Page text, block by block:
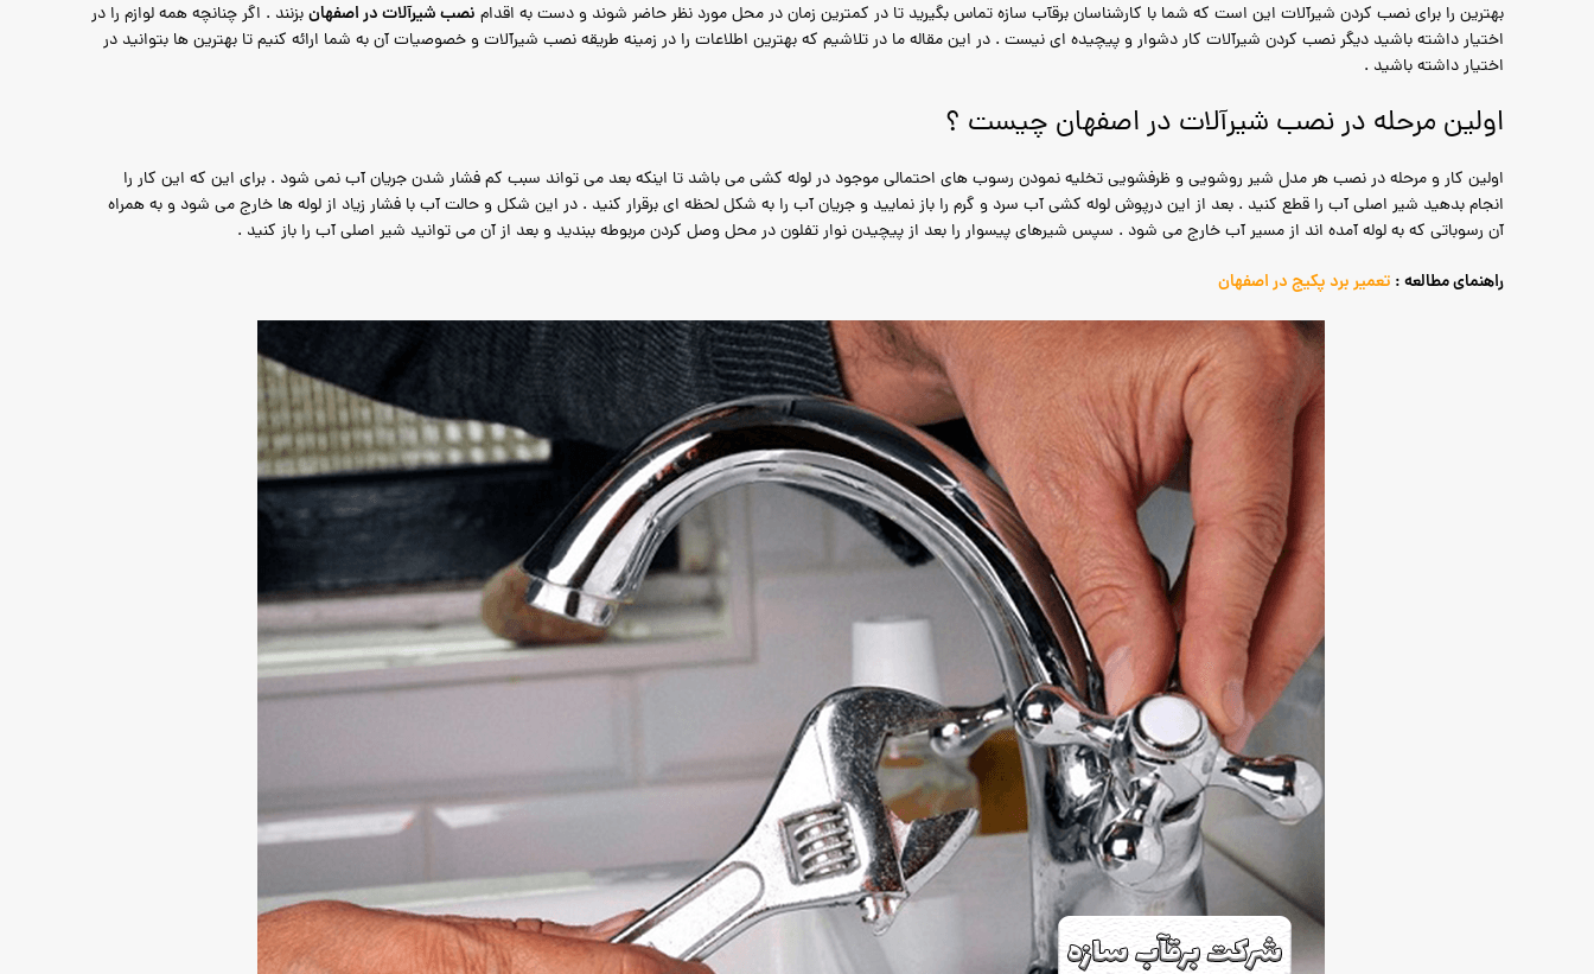
بهترین را برای نصب کردن شیرآلات این است که شما با کارشناسان برقآب سازه تماس بگیرید تا در کمترین زمان در محل مورد نظر حاضر شوند و دست به اقدام نصب شیرآلات در اصفهانبزنند . اگر چنانچه همه لوازم را در
اختیار داشته باشید دیگر نصب کردن شیرآلات کار دشوار و پیچیده ای نیست . در این مقاله ما در تلاشیم که بهترین اطلاعات را در زمینه طریقه نصب شیرآلات و خصوصیات آن به شما ارائه کنیم تا بهترین ها بتوانید در
اختیار داشته باشید .
اولین مرحله در نصب شیرآلات در اصفهان چیست ؟
اولین کار و مرحله در نصب هر مدل شیر روشویی و ظرفشویی تخلیه نمودن رسوب های احتمالی موجود در لوله کشی می باشد تا اینکه بعد می تواند سبب کم فشار شدن جریان آب نمی شود . برای این که این کار را
انجام بدهید شیر اصلی آب را قطع کنید . بعد از این درپوش لوله کشی آب سرد و گرم را باز نمایید و جریان آب را به شکل لحظه ای برقرار کنید . در این شکل و حالت آب با فشار زیاد از لوله ها خارج می شود و به همراه
آن رسوباتی که به لوله آمده اند از مسیر آب خارج می شود . سپس شیرهای پیسوار را بعد از پیچیدن نوار تفلون در محل وصل کردن مربوطه ببندید و بعد از آن می توانید شیر اصلی آب را باز کنید .
راهنمای مطالعه : تعمیر برد پکیج در اصفهان